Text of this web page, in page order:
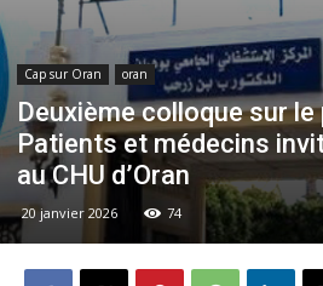
Cap sur Oran oran
Deuxième colloque sur
Patients et médecins
au CHU d’Oran
20 janvier 2026 74